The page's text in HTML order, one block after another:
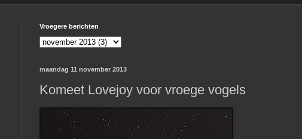
Vroegere berichten
maandag 11 november 2013
Komeet Lovejoy voor vroege vogels